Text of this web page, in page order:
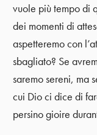
vuole più tempo di
dei momenti di
aspetteremo con
sbagliato? Se
saremo sereni, ma
cui Dio ci dice di
persino gioire